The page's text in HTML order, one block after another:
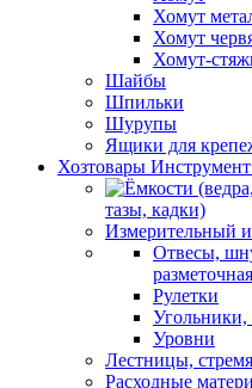
Хомут
Хомут
Хомут-
Шайбы
Шпильки
Шурупы
Ящики для
Хозтовары
тазы, кадки)
Измерительный
Отвесы,
разметочная
Рулетки
Уровни
Лестницы,
Расходные